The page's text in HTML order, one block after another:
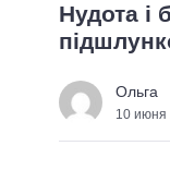
Нудота і
Ольга
10 июня